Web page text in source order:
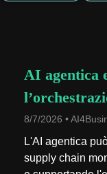
AI agentica
8/7/2026 •
L'AI agentica
supply chain